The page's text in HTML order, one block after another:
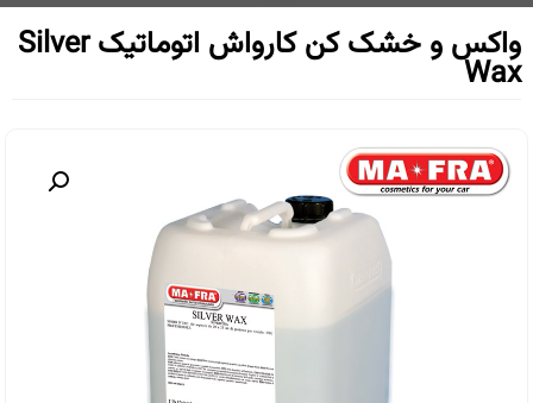
واکس و خشک کن کارواش اتوماتیک Silver
Wax